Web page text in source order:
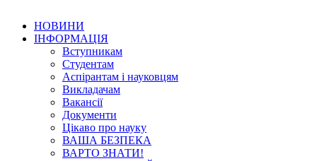
НОВИНИ
ІНФОРМАЦІЯ
Вступникам
Студентам
Аспірантам і науковцям
Викладачам
Вакансії
Документи
Цікаво про науку
ВАША БЕЗПЕКА
ВАРТО ЗНАТИ!